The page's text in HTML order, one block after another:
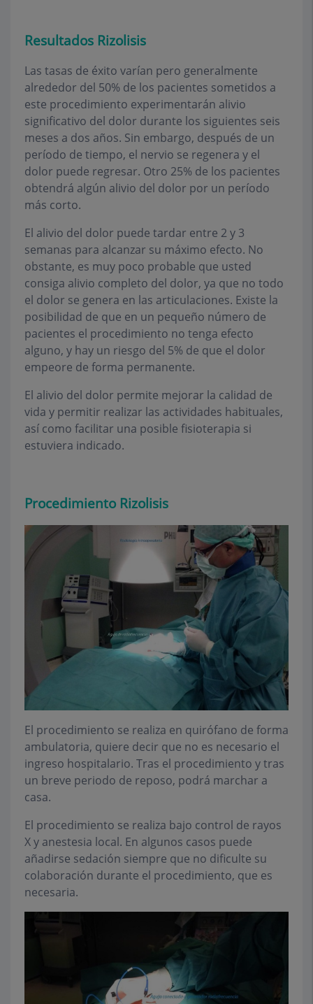
Resultados Rizolisis
Las tasas de éxito varían pero generalmente
alrededor del 50% de los pacientes sometidos a
este procedimiento experimentarán alivio
significativo del dolor durante los siguientes seis
meses a dos años. Sin embargo, después de un
período de tiempo, el nervio se regenera y el
dolor puede regresar. Otro 25% de los pacientes
obtendrá algún alivio del dolor por un período
más corto.
El alivio del dolor puede tardar entre 2 y 3
semanas para alcanzar su máximo efecto. No
obstante, es muy poco probable que usted
consiga alivio completo del dolor, ya que no todo
el dolor se genera en las articulaciones. Existe la
posibilidad de que en un pequeño número de
pacientes el procedimiento no tenga efecto
alguno, y hay un riesgo del 5% de que el dolor
empeore de forma permanente.
El alivio del dolor permite mejorar la calidad de
vida y permitir realizar las actividades habituales,
así como facilitar una posible fisioterapia si
estuviera indicado.
Procedimiento Rizolisis
El procedimiento se realiza en quirófano de forma
ambulatoria, quiere decir que no es necesario el
ingreso hospitalario. Tras el procedimiento y tras
un breve periodo de reposo, podrá marchar a
casa.
El procedimiento se realiza bajo control de rayos
X y anestesia local. En algunos casos puede
añadirse sedación siempre que no dificulte su
colaboración durante el procedimiento, que es
necesaria.